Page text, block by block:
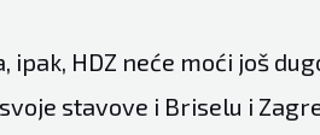
ipak, HDZ neće moći još
stavove i Briselu i